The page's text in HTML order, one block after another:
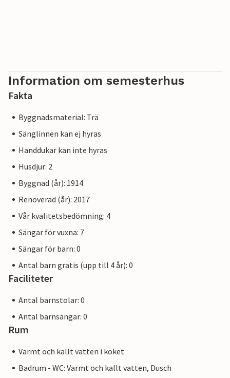
Information om semesterhus
Fakta
Byggnadsmaterial: Trä
Sänglinnen kan ej hyras
Handdukar kan inte hyras
Husdjur: 2
Byggnad (år): 1914
Renoverad (år): 2017
Vår kvalitetsbedömning: 4
Sängar för vuxna: 7
Sängar för barn: 0
Antal barn gratis (upp till 4 år): 0
Faciliteter
Antal barnstolar: 0
Antal barnsängar: 0
Rum
Varmt och kallt vatten i köket
Badrum - WC: Varmt och kallt vatten, Dusch